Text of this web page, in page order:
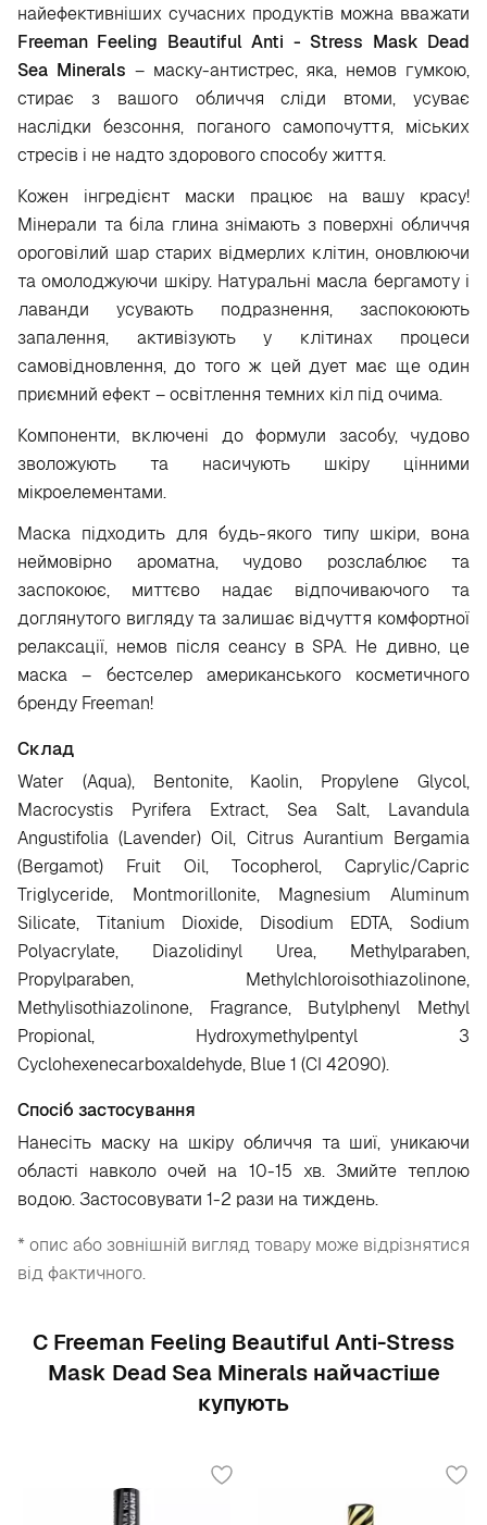
найефективніших сучасних продуктів можна вважати
Freeman Feeling Beautiful Anti - Stress Mask Dead
Sea Minerals – маску-антистрес, яка, немов гумкою,
стирає з вашого обличчя сліди втоми, усуває
наслідки безсоння, поганого самопочуття, міських
стресів і не надто здорового способу життя.
Кожен інгредієнт маски працює на вашу красу!
Мінерали та біла глина знімають з поверхні обличчя
ороговілий шар старих відмерлих клітин, оновлюючи
та омолоджуючи шкіру. Натуральні масла бергамоту і
лаванди усувають подразнення, заспокоюють
запалення, активізують у клітинах процеси
самовідновлення, до того ж цей дует має ще один
приємний ефект – освітлення темних кіл під очима.
Компоненти, включені до формули засобу, чудово
зволожують та насичують шкіру цінними
мікроелементами.
Маска підходить для будь-якого типу шкіри, вона
неймовірно ароматна, чудово розслаблює та
заспокоює, миттєво надає відпочиваючого та
доглянутого вигляду та залишає відчуття комфортної
релаксації, немов після сеансу в SPA. Не дивно, це
маска – бестселер американського косметичного
бренду Freeman!
Склад
Water (Aqua), Bentonite, Kaolin, Propylene Glycol,
Macrocystis Pyrifera Extract, Sea Salt, Lavandula
Angustifolia (Lavender) Oil, Citrus Aurantium Bergamia
(Bergamot) Fruit Oil, Tocopherol, Caprylic/Capric
Triglyceride, Montmorillonite, Magnesium Aluminum
Silicate, Titanium Dioxide, Disodium EDTA, Sodium
Polyacrylate, Diazolidinyl Urea, Methylparaben,
Propylparaben, Methylchloroisothiazolinone,
Methylisothiazolinone, Fragrance, Butylphenyl Methyl
Propional, Hydroxymethylpentyl 3
Cyclohexenecarboxaldehyde, Blue 1 (CI 42090).
Спосіб застосування
Нанесіть маску на шкіру обличчя та шиї, уникаючи
області навколо очей на 10-15 хв. Змийте теплою
водою. Застосовувати 1-2 рази на тиждень.
* опис або зовнішній вигляд товару може відрізнятися
від фактичного.
С Freeman Feeling Beautiful Anti-Stress
Mask Dead Sea Minerals найчастіше
купують